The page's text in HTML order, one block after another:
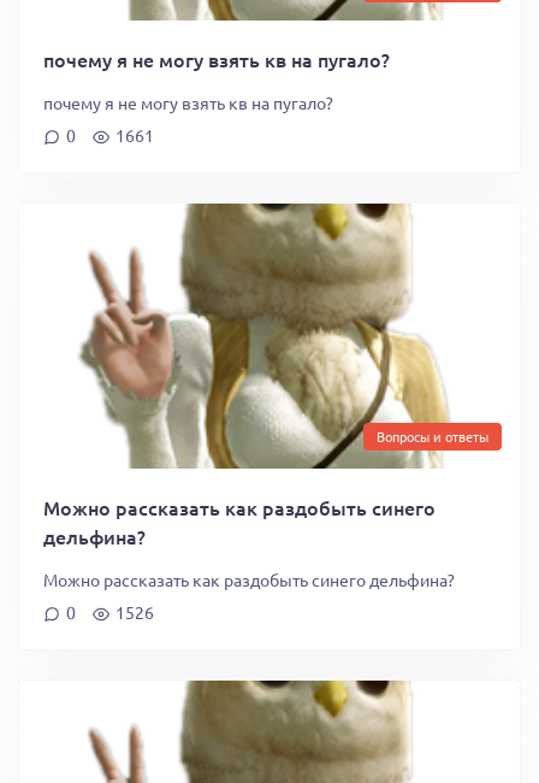
почему я не могу взять кв на пугало?
почему я не могу взять кв на пугало?
0
1661
Вопросы и ответы
Можно рассказать как раздобыть синего
дельфина?
Можно рассказать как раздобыть синего дельфина?
0
1526